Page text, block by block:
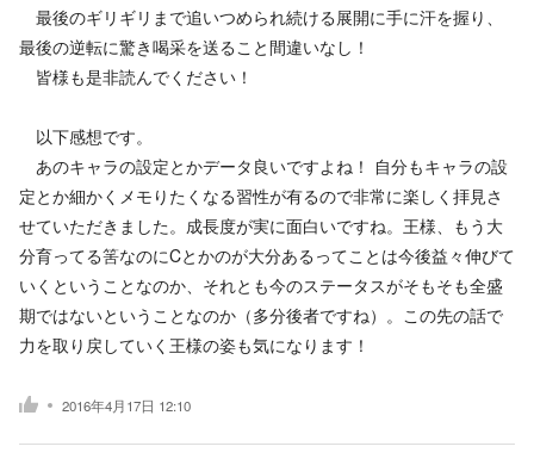
最後のギリギリまで追いつめられ続ける展開に手に汗を握り、
最後の逆転に驚き喝采を送ること間違いなし！
皆様も是非読んでください！
以下感想です。
あのキャラの設定とかデータ良いですよね！ 自分もキャラの設
定とか細かくメモりたくなる習性が有るので非常に楽しく拝見さ
せていただきました。成長度が実に面白いですね。王様、もう大
分育ってる筈なのにCとかのが大分あるってことは今後益々伸びて
いくということなのか、それとも今のステータスがそもそも全盛
期ではないということなのか（多分後者ですね）。この先の話で
力を取り戻していく王様の姿も気になります！
2016年4月17日 12:10